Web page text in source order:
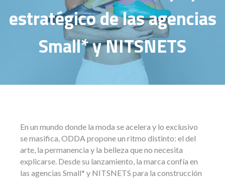
estratégico de las agencias
Small* y NITSNETS
En un mundo donde la moda se acelera y lo exclusivo
se masifica, ODDA propone un ritmo distinto: el del
arte, la permanencia y la belleza que no necesita
explicarse. Desde su lanzamiento, la marca confía en
las agencias Small* y NITSNETS para la construcción